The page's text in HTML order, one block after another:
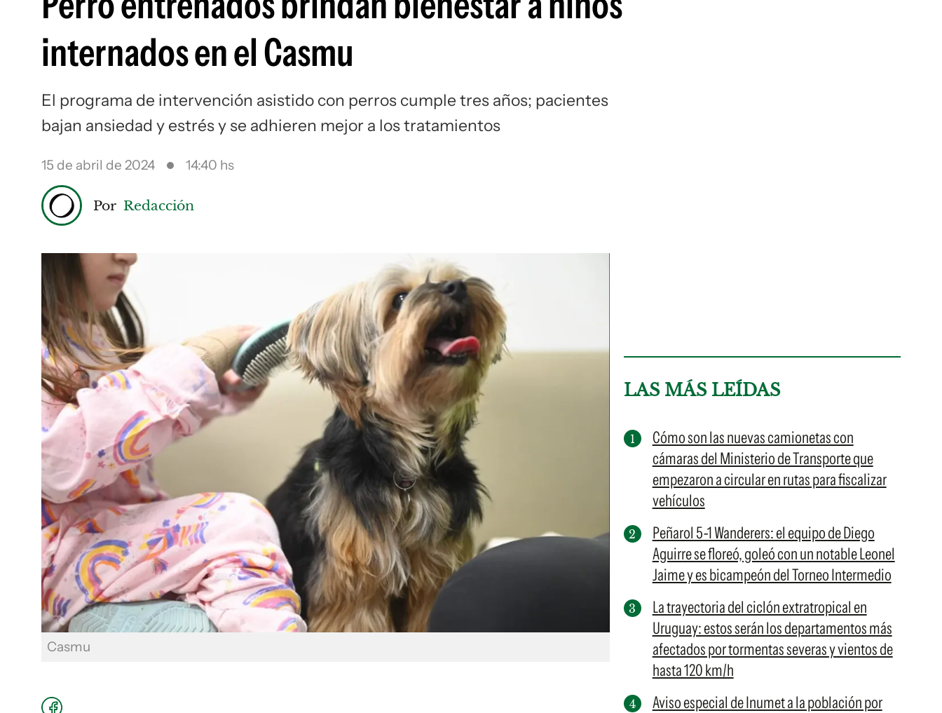
internados en el Casmu
El programa de intervención asistido con perros cumple tres años; pacientes
bajan ansiedad y estrés y se adhieren mejor a los tratamientos
15 de abril de 2024 14:40 hs
Por Redacción
Casmu
LAS MÁS LEÍDAS
Cómo son las nuevas camionetas con
cámaras del Ministerio de Transporte que
empezaron a circular en rutas para fiscalizar
vehículos
Peñarol 5-1 Wanderers: el equipo de Diego
Aguirre se floreó, goleó con un notable Leonel
Jaime y es bicampeón del Torneo Intermedio
La trayectoria del ciclón extratropical en
Uruguay: estos serán los departamentos más
afectados por tormentas severas y vientos de
hasta 120 km/h
Aviso especial de Inumet a la población por